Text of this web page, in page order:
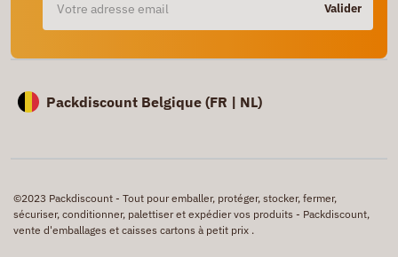
Valider
Packdiscount Belgique (FR | NL)
©2023 Packdiscount - Tout pour emballer, protéger, stocker, fermer,
sécuriser, conditionner, palettiser et expédier vos produits - Packdiscount,
vente d'emballages et caisses cartons à petit prix .